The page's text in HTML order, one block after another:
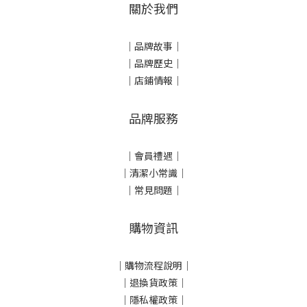
關於我們
｜ 品牌故事 ｜
｜品牌歷史 ｜
｜店鋪情報｜
品牌服務
｜會員禮遇｜
｜清潔小常識｜
｜常見問題｜
購物資訊
｜ 購物流程說明 ｜
｜ 退換貨政策 ｜
｜ 隱私權政策 ｜